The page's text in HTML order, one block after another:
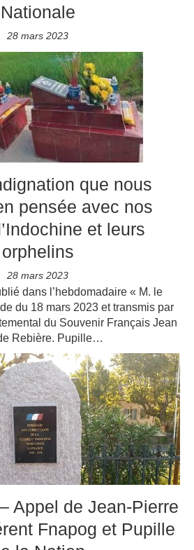
Nationale
28 mars 2023
que nous
pensée avec nos
et leurs
orphelins
28 mars 2023
dans l’hebdomadaire « M. le
du 18 mars 2023 et transmis par
du Souvenir Français Jean
Rebière. Pupille…
Appel de Jean-Pierre
Fnapog et Pupille